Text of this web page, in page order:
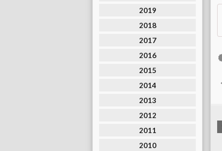
2019
2018
2017
2016
2015
2014
2013
2012
2011
2010